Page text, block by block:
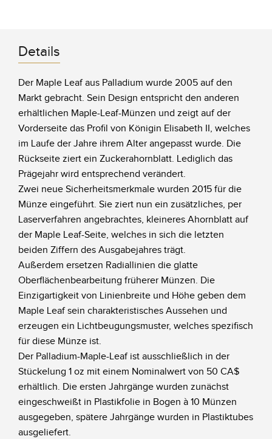
Details
Der Maple Leaf aus Palladium wurde 2005 auf den
Markt gebracht. Sein Design entspricht den anderen
erhältlichen Maple-Leaf-Münzen und zeigt auf der
Vorderseite das Profil von Königin Elisabeth II, welches
im Laufe der Jahre ihrem Alter angepasst wurde. Die
Rückseite ziert ein Zuckerahornblatt. Lediglich das
Prägejahr wird entsprechend verändert.
Zwei neue Sicherheitsmerkmale wurden 2015 für die
Münze eingeführt. Sie ziert nun ein zusätzliches, per
Laserverfahren angebrachtes, kleineres Ahornblatt auf
der Maple Leaf-Seite, welches in sich die letzten
beiden Ziffern des Ausgabejahres trägt.
Außerdem ersetzen Radiallinien die glatte
Oberflächenbearbeitung früherer Münzen. Die
Einzigartigkeit von Linienbreite und Höhe geben dem
Maple Leaf sein charakteristisches Aussehen und
erzeugen ein Lichtbeugungsmuster, welches spezifisch
für diese Münze ist.
Der Palladium-Maple-Leaf ist ausschließlich in der
Stückelung 1 oz mit einem Nominalwert von 50 CA$
erhältlich. Die ersten Jahrgänge wurden zunächst
eingeschweißt in Plastikfolie in Bogen à 10 Münzen
ausgegeben, spätere Jahrgänge wurden in Plastiktubes
ausgeliefert.